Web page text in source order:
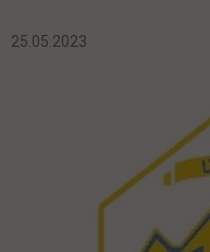
25.05.2023